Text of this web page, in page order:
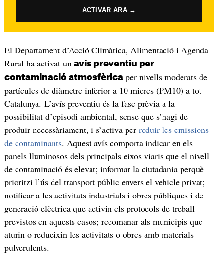
ACTIVAR ARA →
El Departament d’Acció Climàtica, Alimentació i Agenda
Rural ha activat un avís preventiu per
contaminació atmosfèricaper nivells moderats de
partícules de diàmetre inferior a 10 micres (PM10) a tot
Catalunya. L’avís preventiu és la fase prèvia a la
possibilitat d’episodi ambiental, sense que s’hagi de
produir necessàriament, i s’activa per reduir les emissions
de contaminants. Aquest avís comporta indicar en els
panels lluminosos dels principals eixos viaris que el nivell
de contaminació és elevat; informar la ciutadania perquè
prioritzi l’ús del transport públic envers el vehicle privat;
notificar a les activitats industrials i obres públiques i de
generació elèctrica que activin els protocols de treball
previstos en aquests casos; recomanar als municipis que
aturin o redueixin les activitats o obres amb materials
pulverulents.